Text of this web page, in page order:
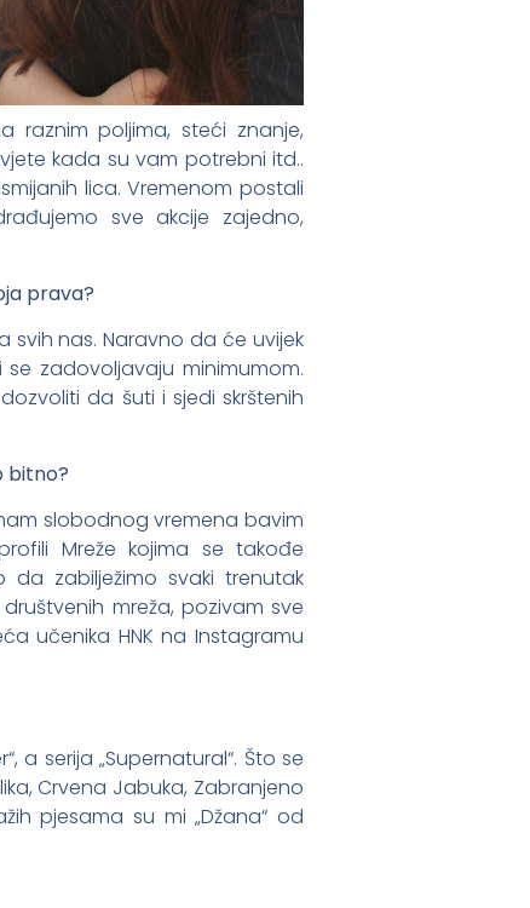
raznim poljima, steći znanje,
kada su vam potrebni itd..
lica. Vremenom postali
sve akcije zajedno,
prava?
svih nas. Naravno da će uvijek
zadovoljavaju minimumom.
da šuti i sjedi skrštenih
bitno?
slobodnog vremena bavim
Mreže kojima se takođe
zabilježimo svaki trenutak
mreža, pozivam sve
učenika HNK na Instagramu
a serija „Supernatural“. Što se
Crvena Jabuka, Zabranjeno
pjesama su mi „Džana“ od